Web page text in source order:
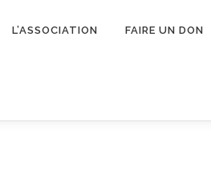
L’ASSOCIATION FAIRE UN DON